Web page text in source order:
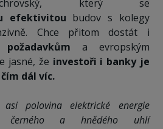
který se
efektivitou budov s kolegy
Chce přitom dostát i
a evropským
jasné, že investoři i banky je
dál víc.
polovina elektrické energie
černého a hnědého uhlí